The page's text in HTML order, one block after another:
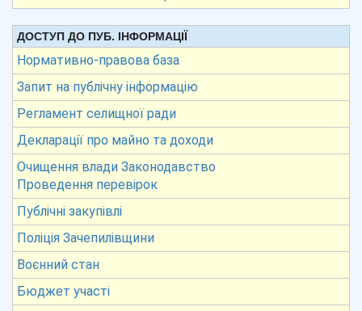
ДОСТУП ДО ПУБ. ІНФОРМАЦІЇ
Нормативно-правова база
Запит на публічну інформацію
Регламент селищної ради
Декларації про майно та доходи
Очищення влади Законодавство
Проведення перевірок
Публічні закупівлі
Поліція Зачепилівщини
Воєнний стан
Бюджет участі